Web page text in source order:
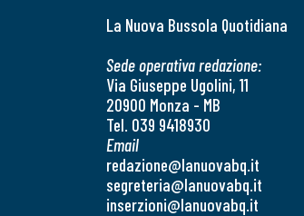
La Nuova Bussola Quotidiana
Sede operativa redazione:
Via Giuseppe Ugolini, 11
20900 Monza - MB
Tel. 039 9418930
Email
redazione@lanuovabq.it
segreteria@lanuovabq.it
inserzioni@lanuovabq.it